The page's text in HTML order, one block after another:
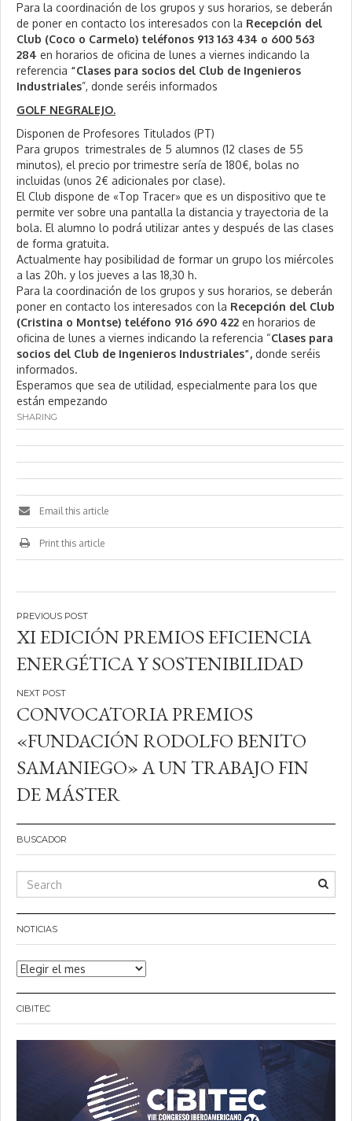
Para la coordinación de los grupos y sus horarios, se deberán
de poner en contacto los interesados con la Recepción del
Club (Coco o Carmelo) teléfonos 913 163 434 o 600 563
284 en horarios de oficina de lunes a viernes indicando la
referencia “Clases para socios del Club de Ingenieros
Industriales”, donde seréis informados
GOLF NEGRALEJO.
Disponen de Profesores Titulados (PT)
Para grupos trimestrales de 5 alumnos (12 clases de 55
minutos), el precio por trimestre sería de 180€, bolas no
incluidas (unos 2€ adicionales por clase).
El Club dispone de «Top Tracer» que es un dispositivo que te
permite ver sobre una pantalla la distancia y trayectoria de la
bola. El alumno lo podrá utilizar antes y después de las clases
de forma gratuita.
Actualmente hay posibilidad de formar un grupo los miércoles
a las 20h. y los jueves a las 18,30 h.
Para la coordinación de los grupos y sus horarios, se deberán
poner en contacto los interesados con la Recepción del Club
(Cristina o Montse) teléfono 916 690 422 en horarios de
oficina de lunes a viernes indicando la referencia “Clases para
socios del Club de Ingenieros Industriales”, donde seréis
informados.
Esperamos que sea de utilidad, especialmente para los que
están empezando
SHARING
Email this article
Print this article
Navegación
de
entradas
XI EDICIÓN PREMIOS EFICIENCIA
ENERGÉTICA Y SOSTENIBILIDAD
CONVOCATORIA PREMIOS
«FUNDACIÓN RODOLFO BENITO
SAMANIEGO» A UN TRABAJO FIN
DE MÁSTER
BUSCADOR
NOTICIAS
Noticias
CIBITEC